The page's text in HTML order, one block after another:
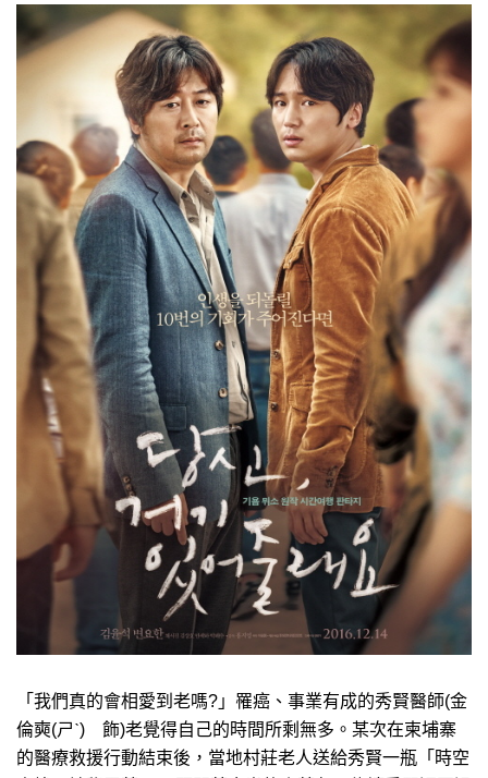
「我們真的會相愛到老嗎?」罹癌、事業有成的秀賢醫師(金
倫奭(ㄕˋ) 飾)老覺得自己的時間所剩無多。某次在柬埔寨
的醫療救援行動結束後，當地村莊老人送給秀賢一瓶「時空